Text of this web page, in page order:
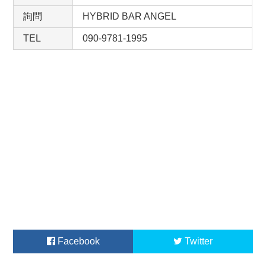
詢問 HYBRID BAR ANGEL
TEL 090-9781-1995
Facebook Twitter